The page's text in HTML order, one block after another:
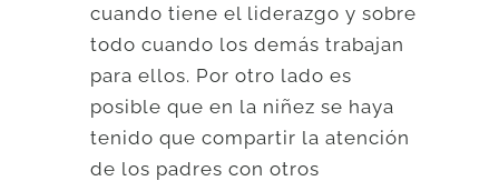
cuando tiene el liderazgo y sobre
todo cuando los demás trabajan
para ellos. Por otro lado es
posible que en la niñez se haya
tenido que compartir la atención
de los padres con otros